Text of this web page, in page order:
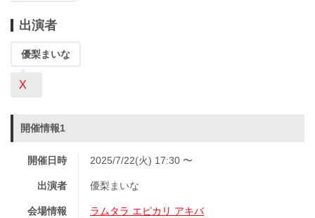
出演者
優梨まいな
X
開催情報1
開催日時 2025/7/22(火) 17:30 〜
出演者 優梨まいな
会場情報 ラムタラ エピカリ アキバ